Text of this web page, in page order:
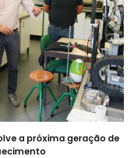
a próxima geração de